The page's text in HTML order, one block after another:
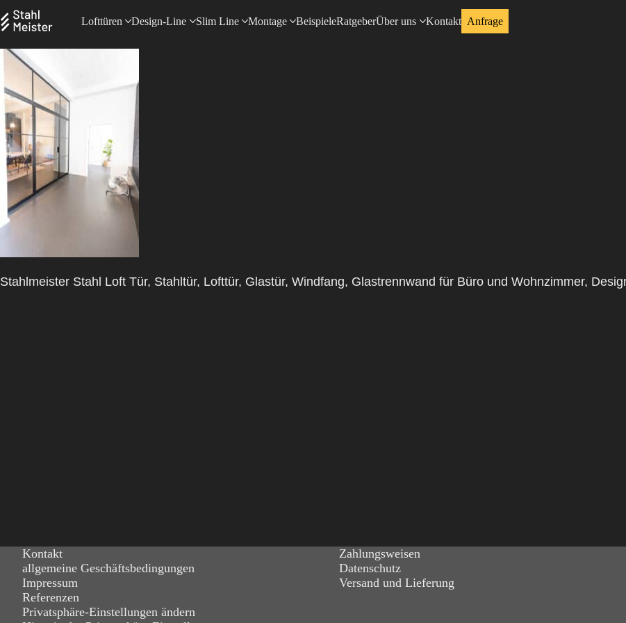
Lofttüren Design-Line Slim Line Montage BeispieleRatgeberÜber uns Kontakt Anfrage
Stahlmeister Stahl Loft Tür, Stahltür, Lofttür, Glastür, Windfang, Glastrennwand für Büro und Wohnzimmer,
Kontakt
allgemeine Geschäftsbedingungen
Impressum
Referenzen
Privatsphäre-Einstellungen ändern
Zahlungsweisen
Datenschutz
Versand und Lieferung